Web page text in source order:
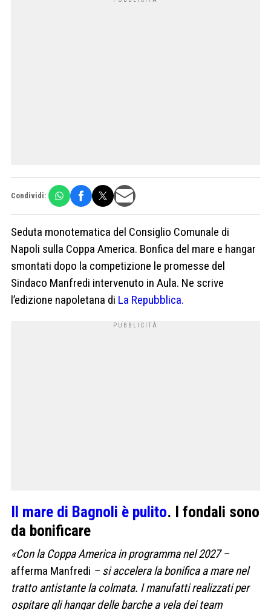
Condividi:
Seduta monotematica del Consiglio Comunale di
Napoli sulla Coppa America. Bonfica del mare e hangar
smontati dopo la competizione le promesse del
Sindaco Manfredi intervenuto in Aula. Ne scrive
l’edizione napoletana di La Repubblica.
Il mare di Bagnoli è pulito. I fondali sono
da bonificare
«Con la Coppa America in programma nel 2027 –
afferma Manfredi – si accelera la bonifica a mare nel
tratto antistante la colmata. I manufatti realizzati per
ospitare gli hangar delle barche a vela dei team